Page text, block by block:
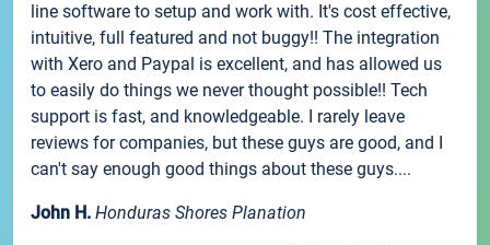
line software to setup and work with. It's cost effective,
intuitive, full featured and not buggy!! The integration
with Xero and Paypal is excellent, and has allowed us
to easily do things we never thought possible!! Tech
support is fast, and knowledgeable. I rarely leave
reviews for companies, but these guys are good, and I
can't say enough good things about these guys....
John H. Honduras Shores Planation